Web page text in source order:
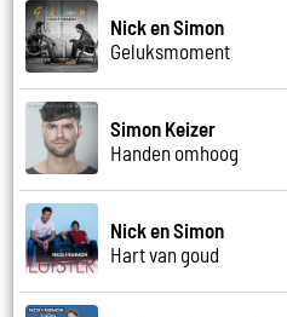
Nick en Simon
Geluksmoment
Simon Keizer
Handen omhoog
Nick en Simon
Hart van goud